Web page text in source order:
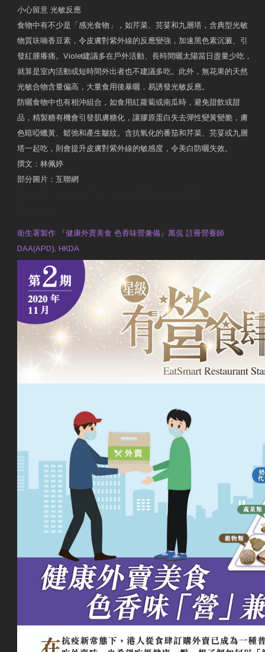
小心留意 光敏反應
食物中有不少是「感光食物」，如芹菜、芫荽和九層塔，含典型光敏
物質呋喃香豆素，令皮膚對紫外線的反應變強，加速黑色素沉澱、引
發紅腫癢痛。Violet建議多在戶外活動、長時間曬太陽當日盡量少吃，
就算是室內活動或短時間外出者也不建議多吃。此外，無花果的天然
光敏合物含量偏高，大量食用後暴曬，易誘發光敏反應。
防曬食物中也有相沖組合，如食用紅蘿蔔或南瓜時，避免甜飲或甜
品，精製糖有機會引發肌膚糖化，讓膠原蛋白失去彈性變黃變脆，膚
色暗啞蠟黃、鬆弛和產生皺紋。含抗氧化的番茄和芹菜、芫荽或九層
塔一起吃，則會提升皮膚對紫外線的敏感度，令美白防曬失效。
撰文：林佩婷
部分圖片：互聯網
衛生署製作 『健康外賣美食 色香味營兼備』萬侃 註冊營養師
DAA(APD), HKDA